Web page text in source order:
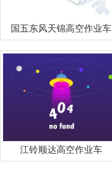
国五东风天锦高空作业车
江铃顺达高空作业车